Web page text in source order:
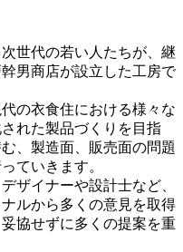
世代の若い人たちが、継
男商店が設立した工房で
の衣食住における様々な
れた製品づくりを目指
、製造面、販売面の問題
ていきます。
ザイナーや設計士など、
ルから多くの意見を取得
協せずに多くの提案を重